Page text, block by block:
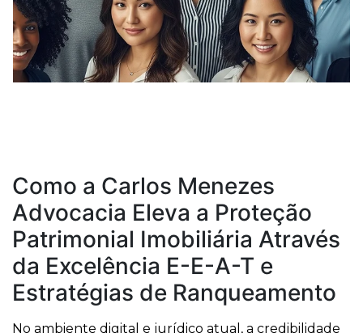
Como a Carlos Menezes
Advocacia Eleva a Proteção
Patrimonial Imobiliária Através
da Excelência E-E-A-T e
Estratégias de Ranqueamento
No ambiente digital e jurídico atual, a credibilidade